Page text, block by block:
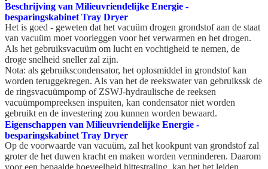
Beschrijving van Milieuvriendelijke Energie -
besparingskabinet Tray Dryer
Het is goed - geweten dat het vacuüm drogen grondstof aan de staat
van vacuüm moet voorleggen voor het verwarmen en het drogen.
Als het gebruiksvacuüm om lucht en vochtigheid te nemen, de
droge snelheid sneller zal zijn.
Nota: als gebruikscondensator, het oplosmiddel in grondstof kan
worden teruggekregen. Als van het de reekswater van gebruikssk de
de ringsvacuümpomp of ZSWJ-hydraulische de reeksen
vacuümpompreeksen inspuiten, kan condensator niet worden
gebruikt en de investering zou kunnen worden bewaard.
Eigenschappen van Milieuvriendelijke Energie -
besparingskabinet Tray Dryer
Op de voorwaarde van vacuüm, zal het kookpunt van grondstof zal
groter de het duwen kracht en maken worden verminderen. Daarom
voor een bepaalde hoeveelheid hittestraling, kan het het leiden